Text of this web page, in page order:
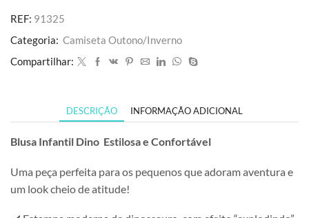
REF: 91325
Categoria: Camiseta Outono/Inverno
Compartilhar:
DESCRIÇÃO INFORMAÇÃO ADICIONAL
Blusa Infantil Dino Estilosa e Confortável
Uma peça perfeita para os pequenos que adoram aventura e
um look cheio de atitude!